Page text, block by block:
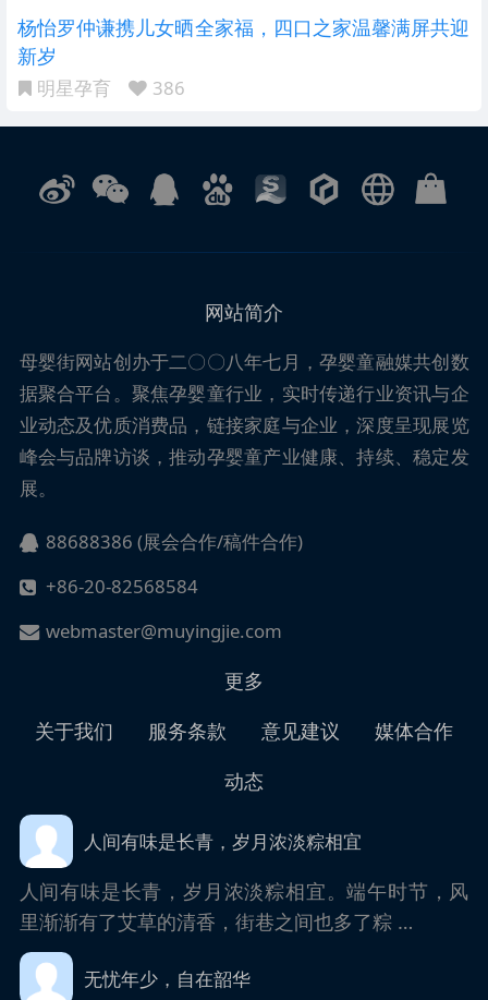
杨怡罗仲谦携儿女晒全家福，四口之家温馨满屏共迎
新岁
明星孕育 386
网站简介
母婴街网站创办于二〇〇八年七月，孕婴童融媒共创数
据聚合平台。聚焦孕婴童行业，实时传递行业资讯与企
业动态及优质消费品，链接家庭与企业，深度呈现展览
峰会与品牌访谈，推动孕婴童产业健康、持续、稳定发
展。
88688386 (展会合作/稿件合作)
+86-20-82568584
webmaster@muyingjie.com
更多
关于我们
服务条款 意见建议
媒体合作
动态
人间有味是长青，岁月浓淡粽相宜
人间有味是长青，岁月浓淡粽相宜。端午时节，风
里渐渐有了艾草的清香，街巷之间也多了粽 …
无忧年少，自在韶华